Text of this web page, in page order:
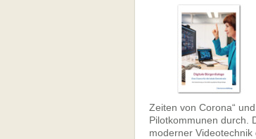
Zeiten von Corona“
Pilotkommunen durch.
moderner